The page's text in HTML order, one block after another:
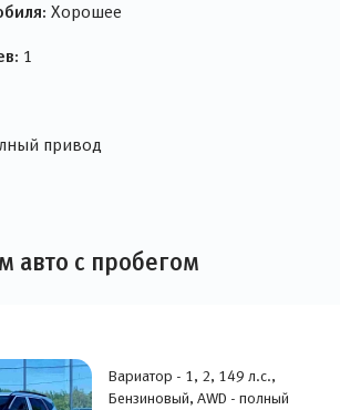
Хорошее
1
привод
авто с пробегом
Вариатор - 1, 2, 149 л.с.,
Бензиновый, AWD - полный